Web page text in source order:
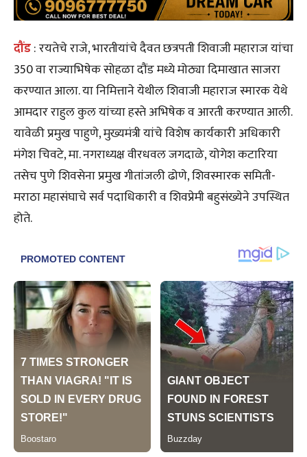
दौंड: रयतेचे राजे, भारतीयांचे दैवत छत्रपती शिवाजी महाराज यांचा
350 वा राज्याभिषेक सोहळा दौंड मध्ये मोठ्या दिमाखात साजरा
करण्यात आला. या निमित्ताने येथील शिवाजी महाराज स्मारक येथे
आमदार राहुल कुल यांच्या हस्ते अभिषेक व आरती करण्यात आली.
यावेळी प्रमुख पाहुणे, मुख्यमंत्री यांचे विशेष कार्यकारी अधिकारी
मंगेश चिवटे, मा. नगराध्यक्ष वीरधवल जगदाळे, योगेश कटारिया
तसेच पुणे शिवसेना प्रमुख गीतांजली ढोणे, शिवस्मारक समिती-
मराठा महासंघाचे सर्व पदाधिकारी व शिवप्रेमी बहुसंख्येने उपस्थित
होते.